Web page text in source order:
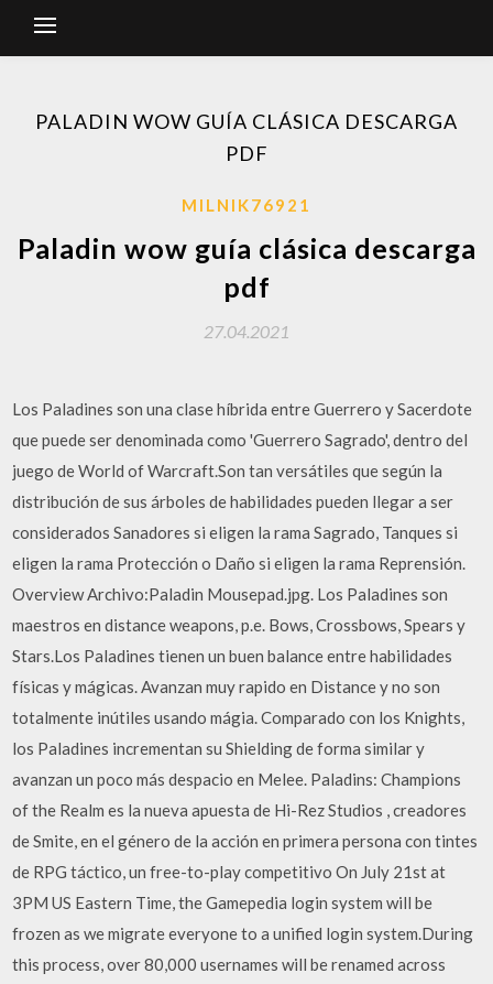
PALADIN WOW GUÍA CLÁSICA DESCARGA
PDF
MILNIK76921
Paladin wow guía clásica descarga
pdf
27.04.2021
Los Paladines son una clase híbrida entre Guerrero y Sacerdote
que puede ser denominada como 'Guerrero Sagrado', dentro del
juego de World of Warcraft.Son tan versátiles que según la
distribución de sus árboles de habilidades pueden llegar a ser
considerados Sanadores si eligen la rama Sagrado, Tanques si
eligen la rama Protección o Daño si eligen la rama Reprensión.
Overview Archivo:Paladin Mousepad.jpg. Los Paladines son
maestros en distance weapons, p.e. Bows, Crossbows, Spears y
Stars.Los Paladines tienen un buen balance entre habilidades
físicas y mágicas. Avanzan muy rapido en Distance y no son
totalmente inútiles usando mágia. Comparado con los Knights,
los Paladines incrementan su Shielding de forma similar y
avanzan un poco más despacio en Melee. Paladins: Champions
of the Realm es la nueva apuesta de Hi-Rez Studios , creadores
de Smite, en el género de la acción en primera persona con tintes
de RPG táctico, un free-to-play competitivo On July 21st at
3PM US Eastern Time, the Gamepedia login system will be
frozen as we migrate everyone to a unified login system.During
this process, over 80,000 usernames will be renamed across